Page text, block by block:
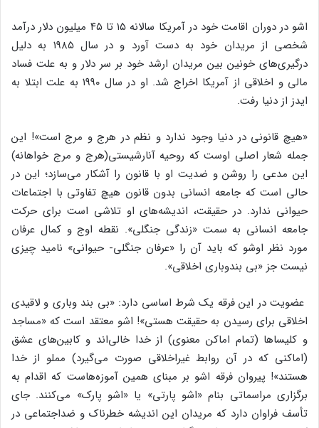
اشو در دوران اقامت خود در آمریکا ‌سالانه ۱۵ تا ۴۵ میلیون دلار درآمد
شخصی از مریدان خود به دست آورد و در سال ۱۹۸۵ به دلیل
درگیری‌های خونین بین مریدان ارشد خود بر سر دلار و به علت فساد
مالی و اخلاقی از آمریکا ‌اخراج شد. ‌او در سال ۱۹۹۰ به علت ابتلا به
ایدز از دنیا رفت.
«هیچ قانونی در دنیا وجود ندارد و نظم در هرج و مرج است»! این
جمله شعار اصلی اوست که روحیه آنارشیستی(هرج و مرج خواهانه)
این مدعی را روشن و ضدیت او با قانون را ‌آشکار می‌سازد؛ این در
حالی است که جامعه انسانی بدون ‌قانون هیچ تفاوتی با اجتماعات
حیوانی ندارد. ‌در حقیقت، ‌اندیشه‌های او تلاشی است برای حرکت
جامعه انسانی به سمت «زندگی جنگلی». ‌نقطه اوج و کمال عرفان
مورد نظر اوشو که باید آن را «عرفان جنگلی- حیوانی» نامید چیزی
نیست جز «بی بندوباری اخلاقی».
عضویت در این فرقه یک شرط اساسی دارد: ‌«بی بند وباری و لاقیدی
اخلاقی برای رسیدن به حقیقت هستی»! اشو معتقد است که «مساجد
و کلیساها (تمام اماکن معنوی) از خدا خالی‌‌اند و کابین‌های عشق
(اماکنی که در آن روابط غیراخلاقی صورت می‌گیرد) مملو از خدا
هستند»! پیروان فرقه اشو بر مبنای همین آموزه‌هاست که اقدام به
برگزاری مراسماتی بنام «اشو پارتی» یا «اشو پارک» می‌کنند. ‌جای
تأسف فراوان دارد که مریدان این اندیشه خطرناک و ضداجتماعی در